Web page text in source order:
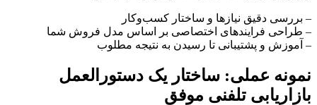
– بررسی دقیق نیازها و ساختار کسب‌و‌کار
– طراحی فرایندهای اختصاصی بر اساس مدل فروش شما
– آموزش و پشتیبانی تا رسیدن به نتیجه مطلوب
نمونه عملی: ساختار یک دستورالعمل
بازاریابی تلفنی موفق